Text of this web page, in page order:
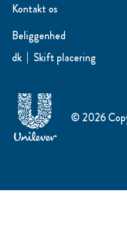
Kontakt os
Beliggenhed
dk
Skift placering
© 2026